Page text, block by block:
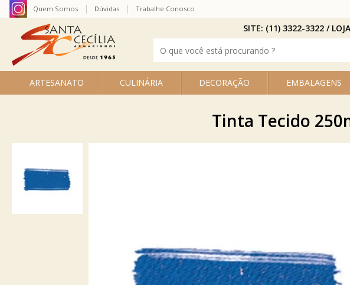
ARTESANATO CULINÁRIA DECORAÇÃO EMBALAGENS
Quem Somos Dúvidas Trabalhe Conosco
SITE: (11) 3322-3322 /
Tinta Tecido